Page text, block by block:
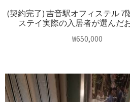
(契約完了) 吉音駅オフィステル 7
ステイ実際の入居者が選んだ
₩650,000